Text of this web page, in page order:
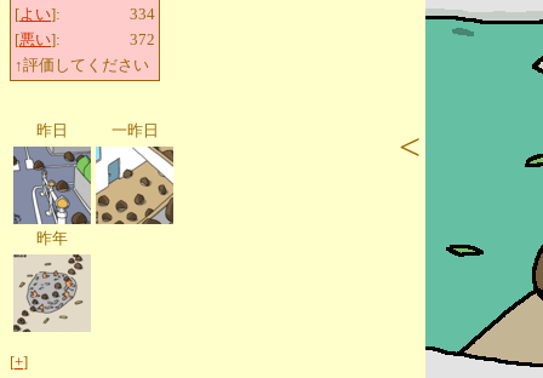
[よい]:
334
[悪い]:
372
↑評価してください
昨日 一昨日
昨年
[+]
<